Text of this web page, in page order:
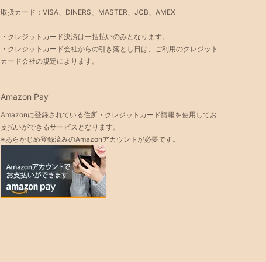
取扱カード：VISA、DINERS、MASTER、JCB、AMEX
・クレジットカード決済は一括払いのみとなります。
・クレジットカード会社からの引き落とし日は、ご利用のクレジット
カード会社の規定によります。
Amazon Pay
Amazonに登録されている住所・クレジットカード情報を使用してお
支払いができるサービスとなります。
※あらかじめ登録済みのAmazonアカウントが必要です。